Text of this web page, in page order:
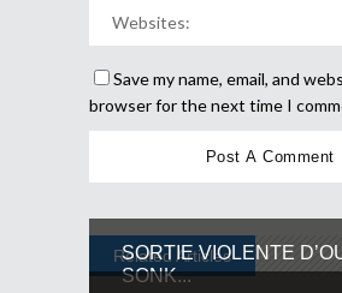
Save my name, email, and
browser for the next time I
Related Articles
SORTIE VIOLENTE
SONK...